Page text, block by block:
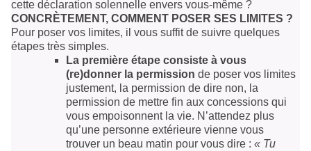
cette déclaration solennelle envers vous-même ?
CONCRÈTEMENT, COMMENT POSER SES LIMITES ?
Pour poser vos limites, il vous suffit de suivre quelques
étapes très simples.
La première étape consiste à vous
(re)donner la permission de poser vos limites
justement, la permission de dire non, la
permission de mettre fin aux concessions qui
vous empoisonnent la vie. N’attendez plus
qu’une personne extérieure vienne vous
trouver un beau matin pour vous dire : « Tu